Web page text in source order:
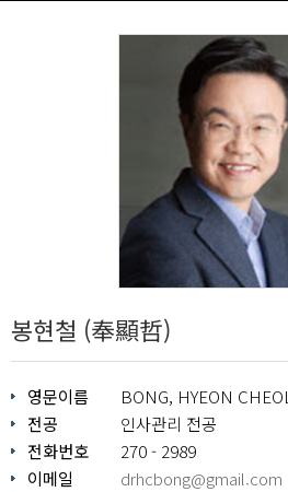
봉현철 (奉顯哲)
영문이름
BONG, HYEON CHEOL
전공
인사관리 전공
전화번호
270 - 2989
이메일
drhcbong@gmail.com